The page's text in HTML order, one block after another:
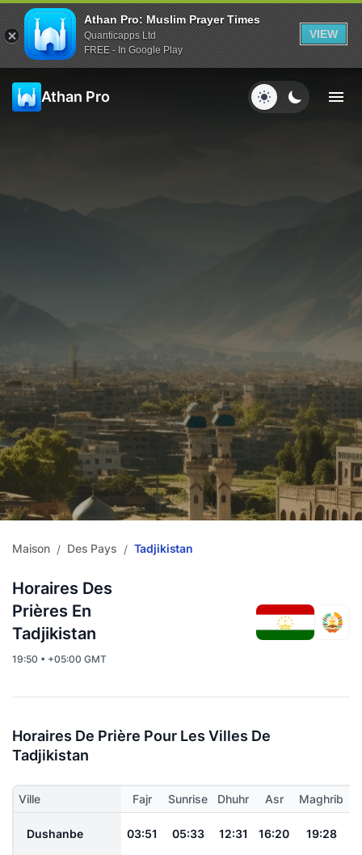
Athan Pro: Muslim Prayer Times
Quanticapps Ltd
FREE - In Google Play
VIEW
Athan Pro
Maison / Des Pays / Tadjikistan
Horaires Des
Prières En
Tadjikistan
19:50 • +05:00 GMT
Horaires De Prière Pour Les Villes De
Tadjikistan
Ville Fajr Sunrise Dhuhr Asr Maghrib
Dushanbe 03:51 05:33 12:31 16:20 19:28